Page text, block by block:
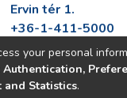
Ervin tér 1.
+36-1-411-5000
info@fszek.hu
https://fszek.hu
your personal
Authentication,
Statistics.